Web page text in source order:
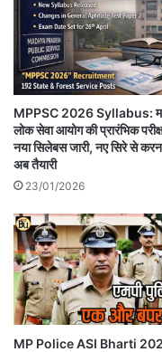
MPPSC 2026 Syllabus:
लोक सेवा आयोग की प्रारंभिक
नया सिलेबस जारी, नए सिरे से
अब तैयारी
23/01/2026
MP Police ASI Bharti